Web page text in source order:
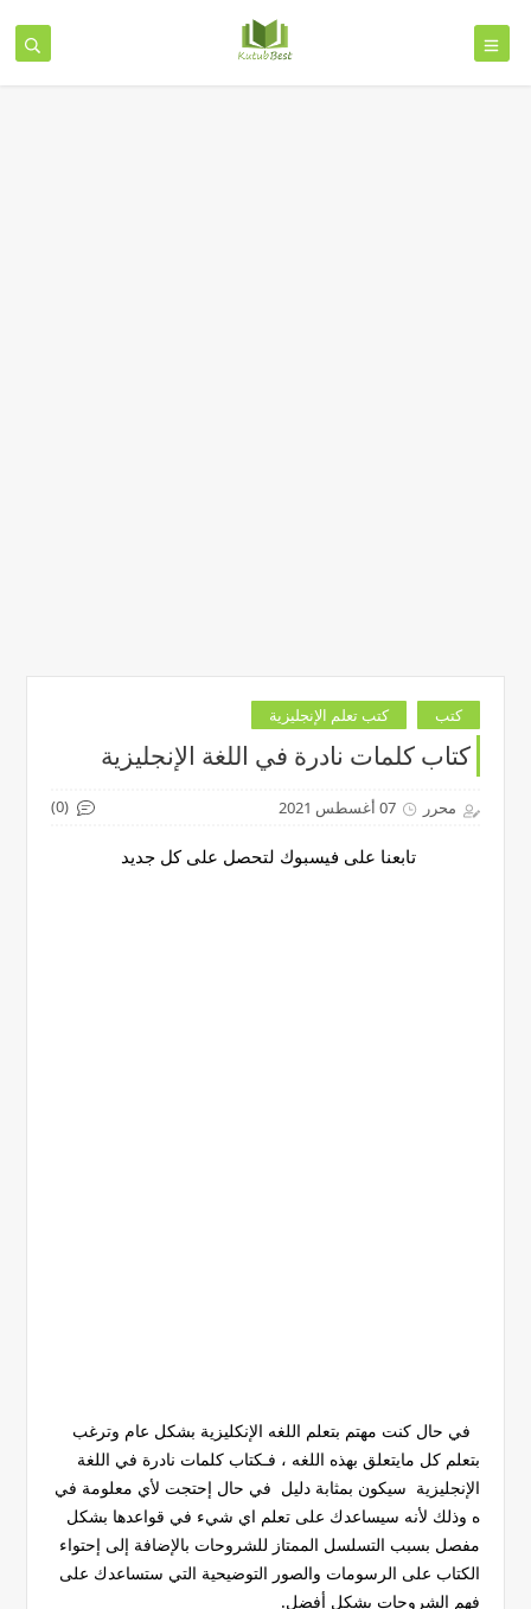
كتب كتب تعلم الإنجليزية
كتاب كلمات نادرة في اللغة الإنجليزية
محرر 07 أغسطس 2021 (0)
تابعنا على فيسبوك لتحصل على كل جديد
في حال كنت مهتم بتعلم اللغه الإنكليزية بشكل عام وترغب
بتعلم كل مايتعلق بهذه اللغه ، فـكتاب كلمات نادرة في اللغة
الإنجليزية سيكون بمثابة دليل في حال إحتجت لأي معلومة في
ه وذلك لأنه سيساعدك على تعلم اي شيء في قواعدها بشكل
مفصل بسبب التسلسل الممتاز للشروحات بالإضافة إلى إحتواء
الكتاب على الرسومات والصور التوضيحية التي ستساعدك على
فهم الشروحات بشكل أفضل.